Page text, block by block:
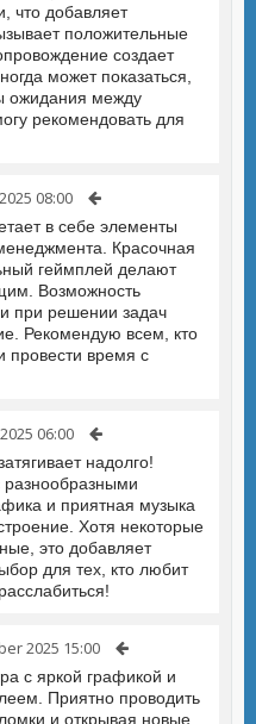
что добавляет
положительные
создает
может показаться,
ожидания между
рекомендовать для
08:00
в себе элементы
Красочная
геймплей делают
Возможность
при решении задач
Рекомендую всем, кто
провести время с
06:00
надолго!
и приятная музыка
Хотя некоторые
это добавляет
для тех, кто любит
2025 15:00
с яркой графикой и
Приятно проводить
и открывая новые